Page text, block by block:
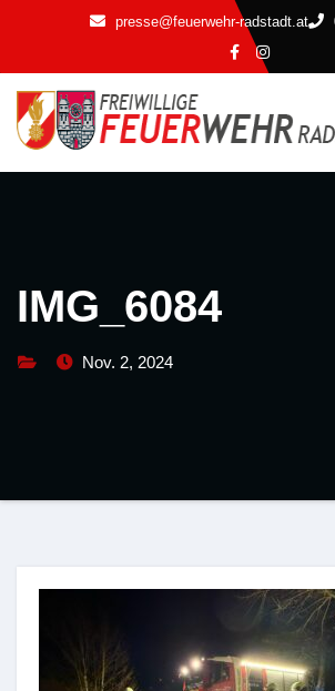
springen
presse@feuerwehr-radstadt.at
IMG_6084
Nov. 2, 2024